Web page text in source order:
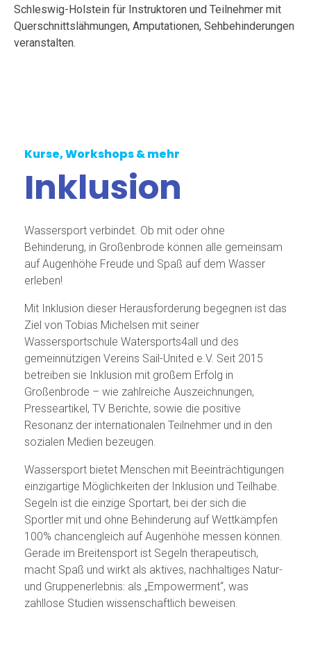
Schleswig-Holstein für Instruktoren und Teilnehmer mit
Querschnittslähmungen, Amputationen, Sehbehinderungen
veranstalten.
Kurse, Workshops & mehr
Inklusion
Wassersport verbindet. Ob mit oder ohne
Behinderung, in Großenbrode können alle gemeinsam
auf Augenhöhe Freude und Spaß auf dem Wasser
erleben!
Mit Inklusion dieser Herausforderung begegnen ist das
Ziel von Tobias Michelsen mit seiner
Wassersportschule Watersports4all und des
gemeinnützigen Vereins Sail-United e.V. Seit 2015
betreiben sie Inklusion mit großem Erfolg in
Großenbrode – wie zahlreiche Auszeichnungen,
Presseartikel, TV Berichte, sowie die positive
Resonanz der internationalen Teilnehmer und in den
sozialen Medien bezeugen.
Wassersport bietet Menschen mit Beeinträchtigungen
einzigartige Möglichkeiten der Inklusion und Teilhabe.
Segeln ist die einzige Sportart, bei der sich die
Sportler mit und ohne Behinderung auf Wettkämpfen
100% chancengleich auf Augenhöhe messen können.
Gerade im Breitensport ist Segeln therapeutisch,
macht Spaß und wirkt als aktives, nachhaltiges Natur-
und Gruppenerlebnis: als „Empowerment“, was
zahllose Studien wissenschaftlich beweisen.